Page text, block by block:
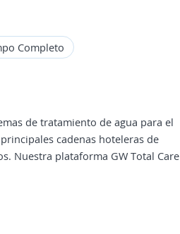
Completo
de tratamiento de agua para el
cadenas hoteleras de
Nuestra plataforma GW Total Care